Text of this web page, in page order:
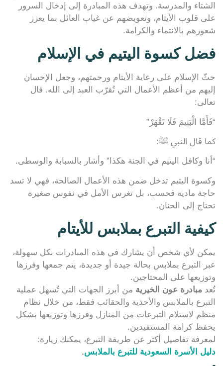
الشتاء والمدرسة. وتهدف هذه المبادرة إلى إدخال السرور
على قلوب الأيتام، وتعويضهم عن غياب العائل بما يعزز
شعورهم بالانتماء والكرامة.
فضل كسوة اليتيم في الإسلام
حثّ الإسلام على رعاية الأيتام ورحمتهم، وجعل الإحسان
إليهم من أعظم الأعمال التي تُقرّب العبد إلى الله. قال
تعالى:
“فَأَمَّا الْيَتِيمَ فَلَا تَقْهَرْ”
كما قال النبي ﷺ:
“أنا وكافل اليتيم في الجنة هكذا” وأشار بالسبابة والوسطى.
وكسوة اليتيم تدخل ضمن هذه الأعمال الصالحة، فهي لا تسد
حاجة مادية فحسب، بل تغرس الأمل في نفوس صغيرة
تحتاج إلى الحنان.
كيفية التبرع بملابس للأيتام
يمكن لأي شخص أن يشارك في هذه المبادرات بكل سهولة،
عبر التبرع بملابس بحالة جيدة أو جديدة، يتم جمعها وفرزها
وتوزيعها على المحتاجين.
تُعد مبادرة عون الخيرية من أبرز الجهات التي تُسهل عملية
التبرع بالملابس والأحذية والحقائب فقط، من خلال نظام
منظم لاستلام التبرعات من المنازل وفرزها وتوزيعها بشكل
يحفظ كرامة المستفيدين.
لمعرفة تفاصيل أكثر عن طريقة التبرع، يمكنك زيارة:
دليل الأسرة السعودية للتبرع بالملابس.